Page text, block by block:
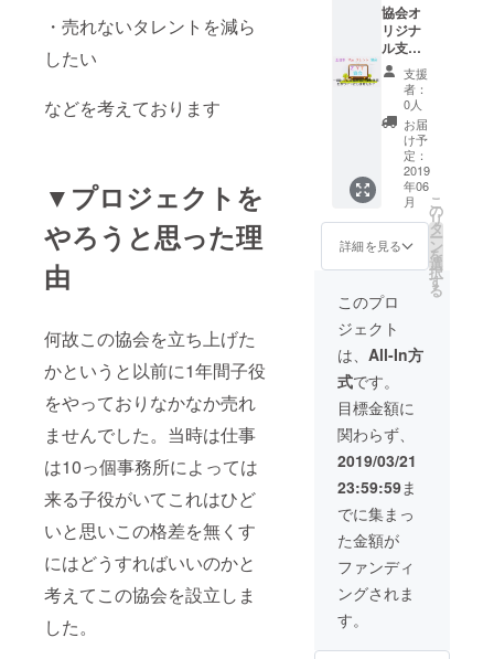
・売れないタレントを減ら
したい
などを考えております
▼プロジェクトを
やろうと思った理
由
何故この協会を立ち上げた
かというと以前に1年間子役
をやっておりなかなか売れ
ませんでした。当時は仕事
は10っ個事務所によっては
来る子役がいてこれはひど
いと思いこの格差を無くす
にはどうすればいいのかと
考えてこの協会を設立しま
した。
協会オ
リジナ
ル支援
クラブ
のカー
ドをリ
ターン
させて
もらい
ます。
この
カード
を持っ
ている
と協会
主催の
パー
ティに
参加舞
台など
の割引
きをし
ようと
考えて
おりま
すまた
決まり
次第報
告いた
しま
す。下
の写真
は仮の
カード
ちなみ
支援
者：
0人
お届
け予
定：
2019
年06
月
詳細を見る
こ
の
リ
タ
ー
ン
を
選
択
す
る
このプロ
ジェクト
は、 All-In方
式です。
目標金額に
関わらず、
2019/03/21
23:59:59ま
でに集まっ
た金額が
ファンディ
ングされま
す。